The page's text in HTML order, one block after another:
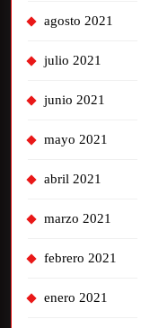
agosto 2021
julio 2021
junio 2021
mayo 2021
abril 2021
marzo 2021
febrero 2021
enero 2021